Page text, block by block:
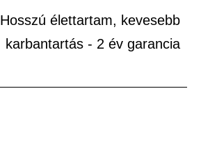
Hosszú élettartam, kevesebb
karbantartás - 2 év garancia